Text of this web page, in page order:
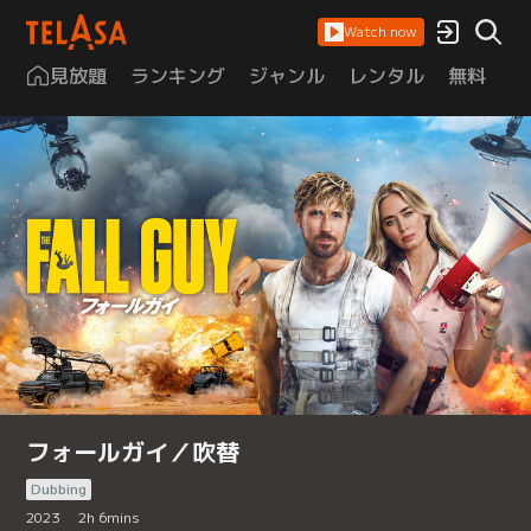
Watch now
見放題 ランキング ジャンル レンタル 無料
フォールガイ／吹替
Dubbing
2023
2h 6mins